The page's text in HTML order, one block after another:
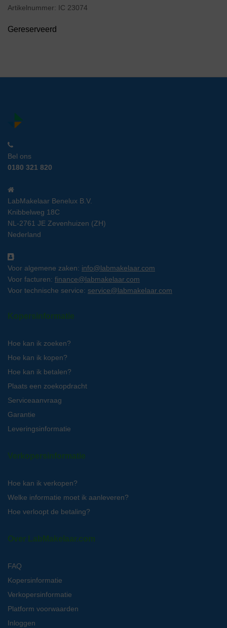
Artikelnummer: IC 23074
Gereserveerd
Bel ons
0180 321 820
LabMakelaar Benelux B.V.
Knibbelweg 18C
NL-2761 JE Zevenhuizen (ZH)
Nederland
Voor algemene zaken: info@labmakelaar.com
Voor facturen: finance@labmakelaar.com
Voor technische service: service@labmakelaar.com
Kopersinformatie
Hoe kan ik zoeken?
Hoe kan ik kopen?
Hoe kan ik betalen?
Plaats een zoekopdracht
Serviceaanvraag
Garantie
Leveringsinformatie
Verkopersinformatie
Hoe kan ik verkopen?
Welke informatie moet ik aanleveren?
Hoe verloopt de betaling?
Over LabMakelaar.com
FAQ
Kopersinformatie
Verkopersinformatie
Platform voorwaarden
Inloggen